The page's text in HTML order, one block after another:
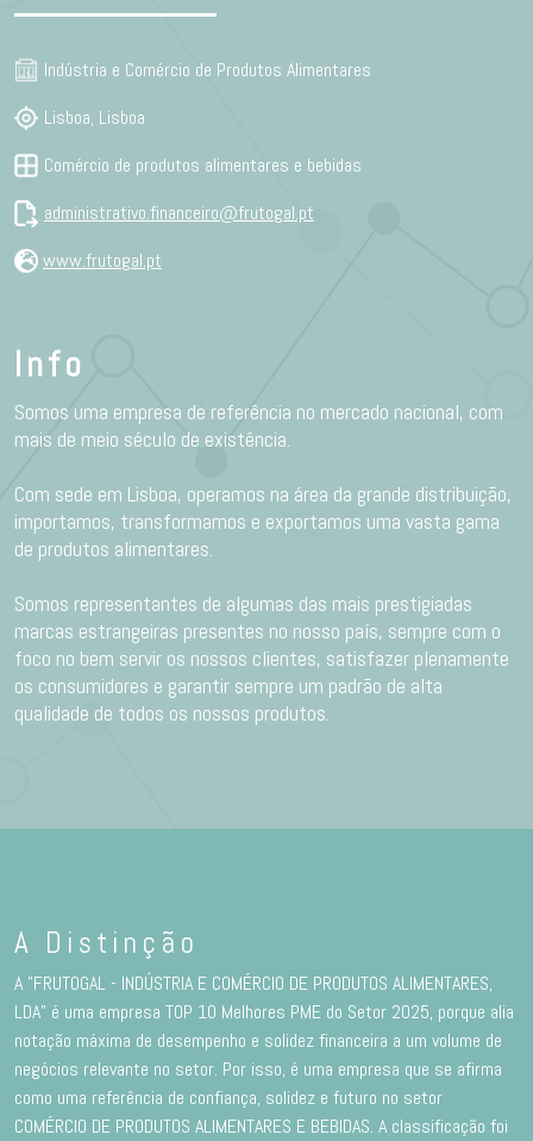
Indústria e Comércio de Produtos Alimentares
Lisboa, Lisboa
Comércio de produtos alimentares e bebidas
administrativo.financeiro@frutogal.pt
www.frutogal.pt
Info
Somos uma empresa de referência no mercado nacional, com
mais de meio século de existência.
Com sede em Lisboa, operamos na área da grande distribuição,
importamos, transformamos e exportamos uma vasta gama
de produtos alimentares.
Somos representantes de algumas das mais prestigiadas
marcas estrangeiras presentes no nosso país, sempre com o
foco no bem servir os nossos clientes, satisfazer plenamente
os consumidores e garantir sempre um padrão de alta
qualidade de todos os nossos produtos.
A Distinção
A "FRUTOGAL - INDÚSTRIA E COMÉRCIO DE PRODUTOS ALIMENTARES,
LDA" é uma empresa TOP 10 Melhores PME do Setor 2025, porque alia
notação máxima de desempenho e solidez financeira a um volume de
negócios relevante no setor. Por isso, é uma empresa que se afirma
como uma referência de confiança, solidez e futuro no setor
COMÉRCIO DE PRODUTOS ALIMENTARES E BEBIDAS. A classificação foi